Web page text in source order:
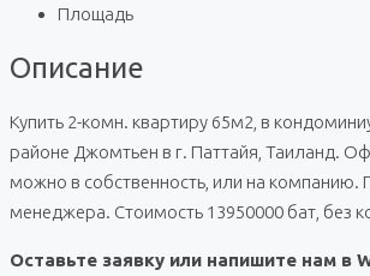
Площадь
Описание
Купить 2-комн. квартиру 65м2, в
районе Джомтьен в г. Паттайя, Таиланд.
можно в собственность, или на компанию.
менеджера. Стоимость 13950000 бат, без
Оставьте заявку или напишите нам в